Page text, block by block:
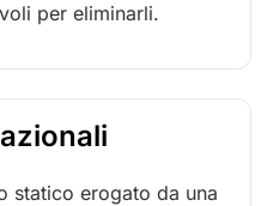
per eliminarli.
statico erogato da una